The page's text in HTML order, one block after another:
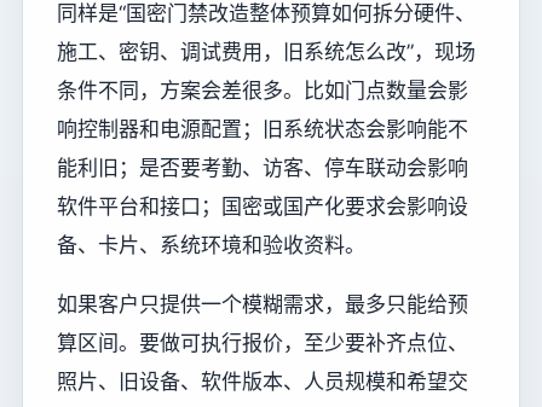
同样是“国密门禁改造整体预算如何拆分硬件、
施工、密钥、调试费用，旧系统怎么改”，现场
条件不同，方案会差很多。比如门点数量会影
响控制器和电源配置；旧系统状态会影响能不
能利旧；是否要考勤、访客、停车联动会影响
软件平台和接口；国密或国产化要求会影响设
备、卡片、系统环境和验收资料。
如果客户只提供一个模糊需求，最多只能给预
算区间。要做可执行报价，至少要补齐点位、
照片、旧设备、软件版本、人员规模和希望交